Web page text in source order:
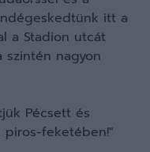
itt a
a Stadion utcát
szintén nagyon
Pécsett és
piros-feketében!"